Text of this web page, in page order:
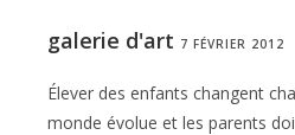
galerie d'art 7 FÉVRIER 2012
Élever des enfants changent
monde évolue et les parents